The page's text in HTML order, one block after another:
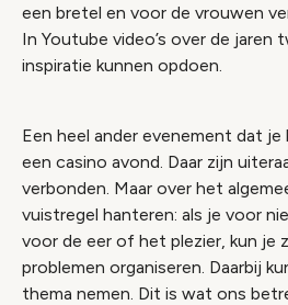
een bretel en voor de vrouwen
In Youtube video’s over de jaren
inspiratie kunnen opdoen.
Een heel ander evenement dat je
een casino avond. Daar zijn
verbonden. Maar over het
vuistregel hanteren: als je voor
voor de eer of het plezier, kun je
problemen organiseren. Daarbij
thema nemen. Dit is wat ons